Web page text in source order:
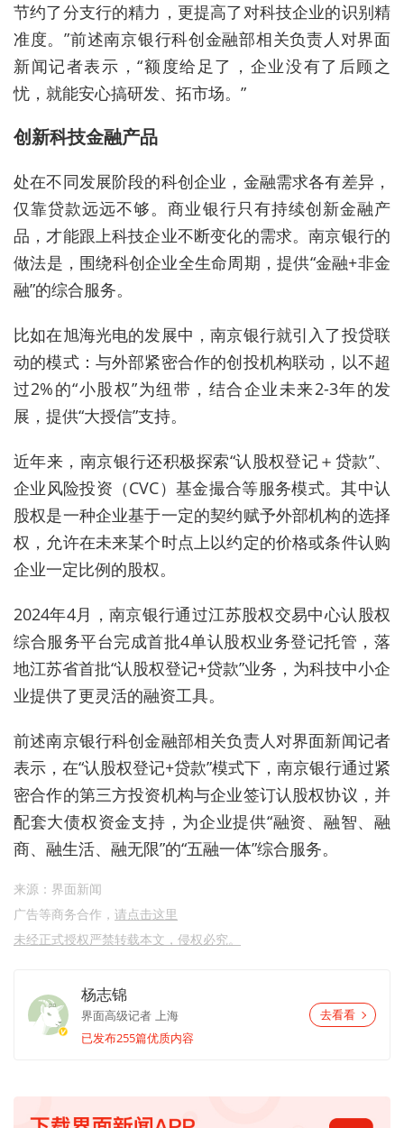
节约了分支行的精力，更提高了对科技企业的识别精
准度。”前述南京银行科创金融部相关负责人对界面
新闻记者表示 ，“额度给足了，企业没有了后顾之
忧，就能安心搞研发、拓市场。”
创新科技金融产品
处在不同发展阶段的科创企业，金融需求各有差异，
仅靠贷款远远不够。商业银行只有持续创新金融产
品，才能跟上科技企业不断变化的需求。南京银行的
做法是，围绕科创企业全生命周期，提供“金融+非金
融”的综合服务。
比如在旭海光电的发展中 ，南京银行就引入了投贷联
动的模式： 与外部紧密合作的创投机构联动，以不超
过2%的“小股权”为纽带， 结合企业未来2-3年的发
展，提供“大授信”支持。
近年来，南京银行还积极探索“认股权登记＋贷款”、
企业风险投资（CVC）基金撮合等服务模式。其中认
股权是一种企业基于一定的契约赋予外部机构的选择
权，允许在未来某个时点上以约定的价格或条件认购
企业一定比例的股权。
2024年4月，南京银行通过江苏股权交易中心认股权
综合服务平台完成首批4单认股权业务登记托管，落
地江苏省首批“认股权登记+贷款”业务，为科技中小企
业提供了更灵活的融资工具。
前述南京银行科创金融部相关负责人对界面新闻记者
表示，在“认股权登记+贷款”模式下，南京银行通过紧
密合作的第三方投资机构与企业签订认股权协议，并
配套大债权资金支持 ，为企业提供“融资、 融智、融
商、 融生活、 融无限”的“五融一体”综合服务。
来源：界面新闻
广告等商务合作， 请点击这里
未经正式授权严禁转载本文，侵权必究。
杨志锦
界面高级记者 上海
已发布255篇优质内容
去看看